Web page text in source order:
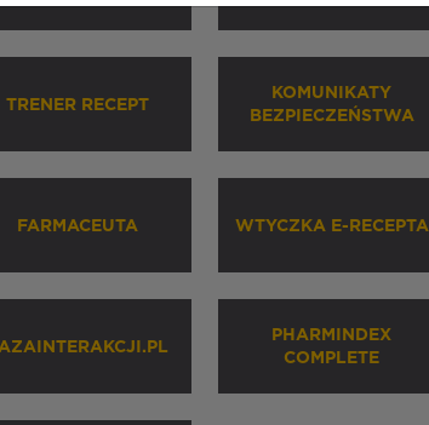
TRENER RECEPT
KOMUNIKATY
BEZPIECZEŃSTWA
FARMACEUTA WTYCZKA E-RECEPTA
PHARMINDEX
COMPLETE